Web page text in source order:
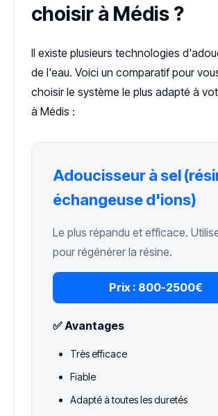
choisir à Médis ?
Il existe plusieurs technologies
de l'eau. Voici un comparatif pour
choisir le système le plus adapté à
à Médis :
Adoucisseur à sel
échangeuse d'ions)
Le plus répandu et efficace.
pour régénérer la résine.
Prix : 800-2500€
✅ Avantages
Très efficace
Fiable
Adapté à toutes les duretés